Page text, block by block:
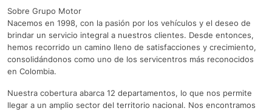
Sobre Grupo Motor
Nacemos en 1998, con la pasión por los vehículos y el deseo de
brindar un servicio integral a nuestros clientes. Desde entonces,
hemos recorrido un camino lleno de satisfacciones y crecimiento,
consolidándonos como uno de los servicentros más reconocidos
en Colombia.
Nuestra cobertura abarca 12 departamentos, lo que nos permite
llegar a un amplio sector del territorio nacional. Nos encontramos